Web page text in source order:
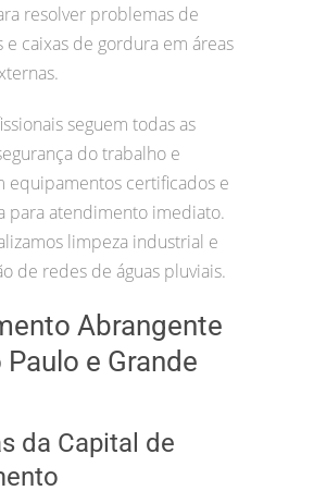
resolver problemas de
e caixas de gordura em áreas
seguem todas as
do trabalho e
equipamentos certificados e
para atendimento imediato.
limpeza industrial e
de redes de águas pluviais.
Abrangente
Paulo e Grande
da Capital de